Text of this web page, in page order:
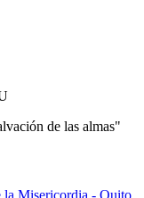
de las almas"